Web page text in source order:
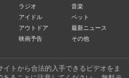
ラジオ
音楽
アイドル
ペット
アウトドア
最新ニュース
映画予告
その他
トから合法的入手できるビデオをま